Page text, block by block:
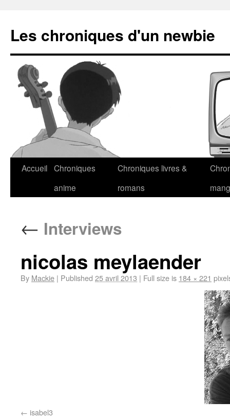
Les chroniques d'un newbie
Accueil Chroniques
anime
Chroniques livres &
romans
← Interviews
nicolas meylaender
By Mackie | Published 25 avril 2013 | Full size is 184 × 221
isabel3